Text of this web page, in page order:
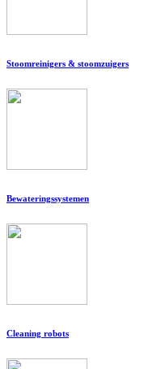
Stoomreinigers & stoomzuigers
Bewateringssystemen
Cleaning robots